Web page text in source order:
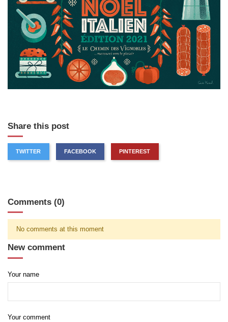
Share this post
TWITTER FACEBOOK PINTEREST
Comments (0)
No comments at this moment
New comment
Your name
Your comment